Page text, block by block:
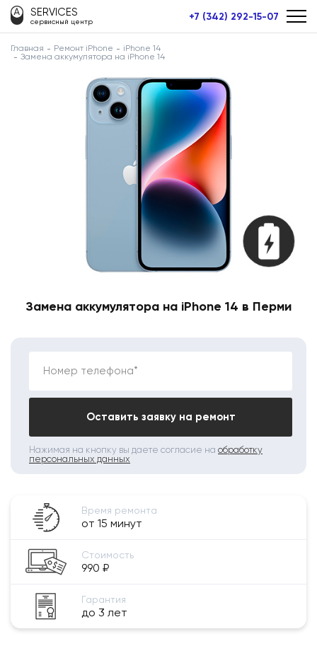
SERVICES
сервисный центр +7 (342) 292-15-07
Главная Ремонт iPhone
iPhone 14
Замена аккумулятора на iPhone 14
Замена аккумулятора на iPhone 14 в Перми
Номер телефона*
Оставить заявку на ремонт
Нажимая на кнопку вы даете согласие на обработку
персональных данных
Время ремонта
от 15 минут
Стоимость
990 ₽
Гарантия
до 3 лет